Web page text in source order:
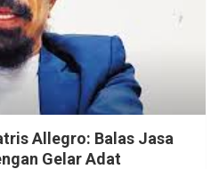
Allegro: Balas Jasa
Gelar Adat